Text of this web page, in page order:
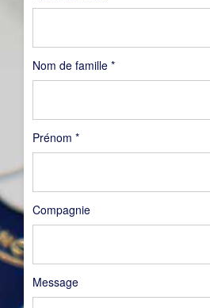
Nom de famille *
Prénom *
Compagnie
Message